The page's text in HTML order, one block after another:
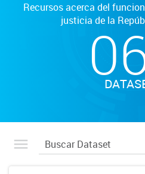
Recursos acerca del
justicia de la